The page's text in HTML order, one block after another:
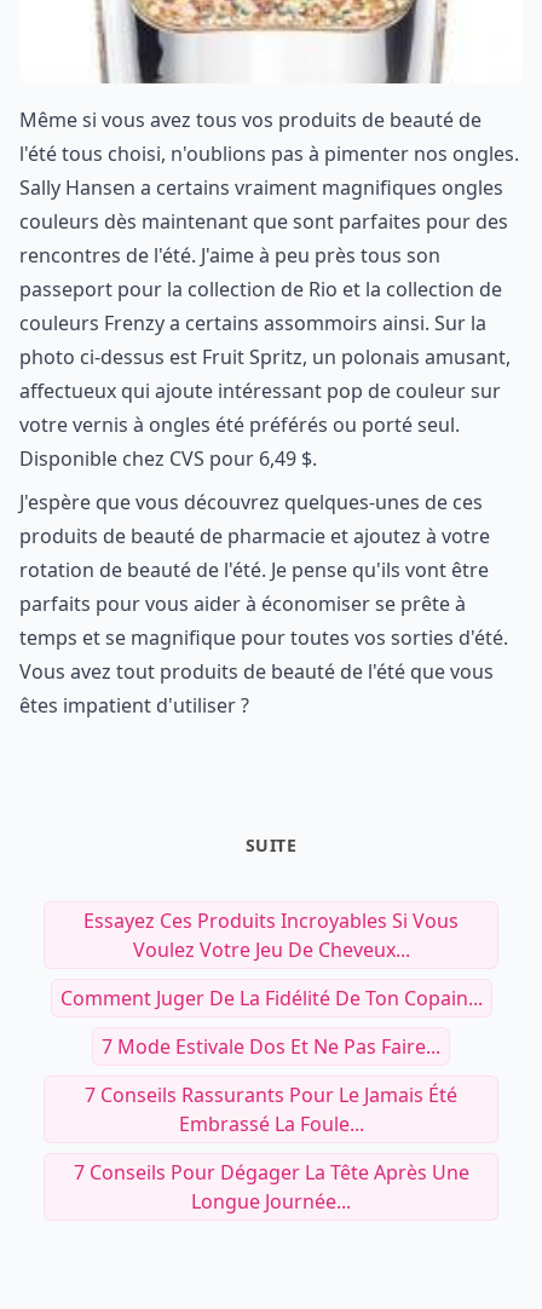
Même si vous avez tous vos produits de beauté de
l'été tous choisi, n'oublions pas à pimenter nos ongles.
Sally Hansen a certains vraiment magnifiques ongles
couleurs dès maintenant que sont parfaites pour des
rencontres de l'été. J'aime à peu près tous son
passeport pour la collection de Rio et la collection de
couleurs Frenzy a certains assommoirs ainsi. Sur la
photo ci-dessus est Fruit Spritz, un polonais amusant,
affectueux qui ajoute intéressant pop de couleur sur
votre vernis à ongles été préférés ou porté seul.
Disponible chez CVS pour 6,49 $.
J'espère que vous découvrez quelques-unes de ces
produits de beauté de pharmacie et ajoutez à votre
rotation de beauté de l'été. Je pense qu'ils vont être
parfaits pour vous aider à économiser se prête à
temps et se magnifique pour toutes vos sorties d'été.
Vous avez tout produits de beauté de l'été que vous
êtes impatient d'utiliser ?
SUITE
Essayez Ces Produits Incroyables Si Vous
Voulez Votre Jeu De Cheveux...
Comment Juger De La Fidélité De Ton Copain...
7 Mode Estivale Dos Et Ne Pas Faire...
7 Conseils Rassurants Pour Le Jamais Été
Embrassé La Foule...
7 Conseils Pour Dégager La Tête Après Une
Longue Journée...